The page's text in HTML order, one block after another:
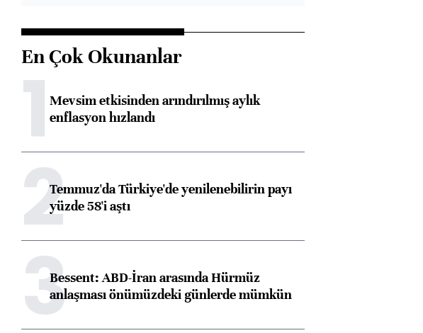
En Çok Okunanlar
1Mevsim etkisinden arındırılmış aylık
enflasyon hızlandı
2Temmuz'da Türkiye'de yenilenebilirin payı
yüzde 58'i aştı
3Bessent: ABD-İran arasında Hürmüz
anlaşması önümüzdeki günlerde mümkün